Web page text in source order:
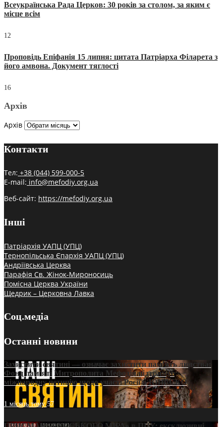
Всеукраїнська Рада Церков: 30 років за столом, за яким є
місце всім
12
Проповідь Епіфанія 15 липня: цитата Патріарха Філарета з
його амвона. Документ тяглості
16
Архів
Архів
Контакти
Тел: +38 (044) 599-000-5
E-mail: info@mefodiy.org.ua
Веб-сайт: https://mefodiy.org.ua
Інші
Патріархія УАПЦ (УПЦ)
Тернопільська Єпархія УАПЦ (УПЦ)
Андріївська Церква
Парафія Св. Жінок-Мироносиць
Помісна Церква України
Щедрик – Церковна Лавка
Соц.медіа
Останні новини
Захистити святині — означає захистити пам’ять людства:
Фонд пам’яті Митрополита Мефодія підтримує
міжнародну петицію щодо участі Росії в ЮНЕСКО
1 місяць тому57